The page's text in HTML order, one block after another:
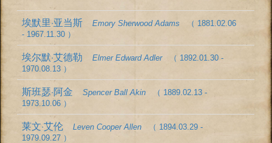
埃默里·亚当斯Emory Sherwood Adams
（ 1881.02.06
- 1967.11.30 ）
埃尔默·艾德勒Elmer Edward Adler
（ 1892.01.30 -
1970.08.13 ）
斯班瑟·阿金Spencer Ball Akin
（ 1889.02.13 -
1973.10.06 ）
莱文·艾伦Leven Cooper Allen
（ 1894.03.29 -
1979.09.27 ）